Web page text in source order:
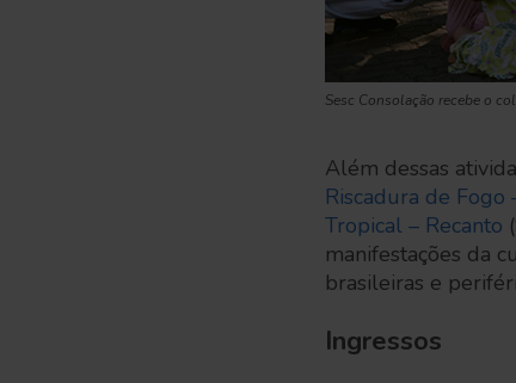
Sesc Consolação recebe o
Além dessas
Riscadura de Fogo
Tropical – Recanto
manifestações da
brasileiras e
Ingressos